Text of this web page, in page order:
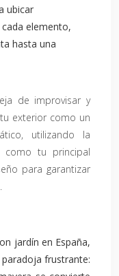
ubicar
elemento,
hasta una
de improvisar y
exterior como un
utilizando la
como tu principal
para garantizar
jardín en España,
frustrante: